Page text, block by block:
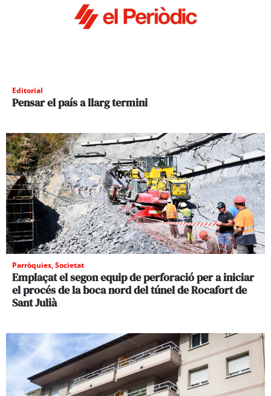
Editorial
Pensar el país a llarg termini
Parròquies,Societat
Emplaçat el segon equip de perforació per a iniciar
el procés de la boca nord del túnel de Rocafort de
Sant Julià